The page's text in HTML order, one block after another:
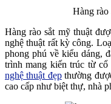
Hàng rào
Hàng rào sắt mỹ thuật
nghệ thuật rất kỳ công.
phong phú về kiểu dáng,
trình mang kiến trúc từ
nghệ thuật đẹpthường
cao cấp như biệt thự, nhà